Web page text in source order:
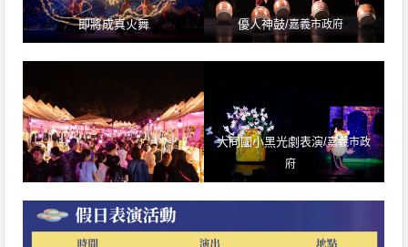
即將成真火舞 優人神鼓/嘉義市政府
大同國小黑光劇表演/嘉義市政
府